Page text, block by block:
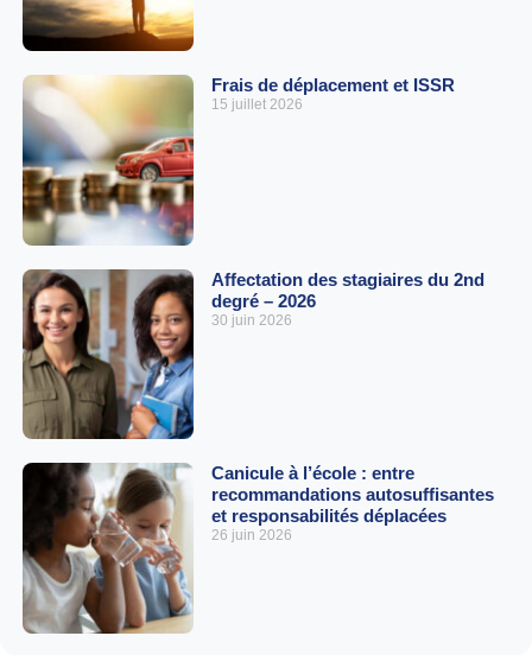
Frais de déplacement et ISSR
15 juillet 2026
Affectation des stagiaires du 2nd
degré – 2026
30 juin 2026
Canicule à l’école : entre
recommandations autosuffisantes
et responsabilités déplacées
26 juin 2026